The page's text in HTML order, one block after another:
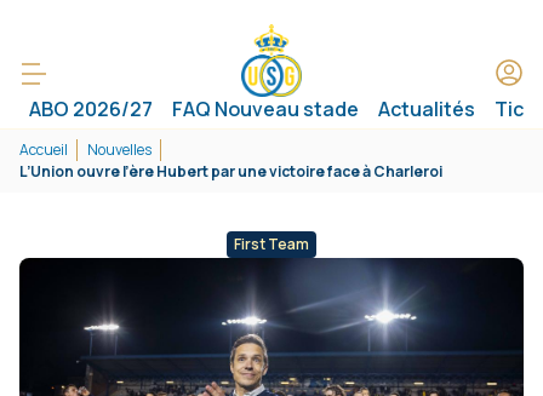
ABO 2026/27 FAQ Nouveau stade Actualités
Accueil
Nouvelles
L’Union ouvre l’ère Hubert par une victoire face à Charleroi
First Team